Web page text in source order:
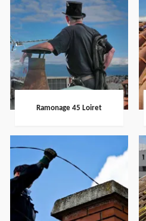
Ramonage 45 Loiret